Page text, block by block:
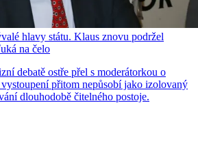
hlavy státu. Klaus znovu podržel
na čelo
debatě ostře přel s moderátorkou o
přitom nepůsobí jako izolovaný
dlouhodobě čitelného postoje.